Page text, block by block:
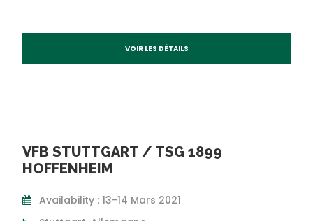
VOIR LES DÉTAILS
VFB STUTTGART / TSG 1899
HOFFENHEIM
Availability : 13-14 Mars 2021